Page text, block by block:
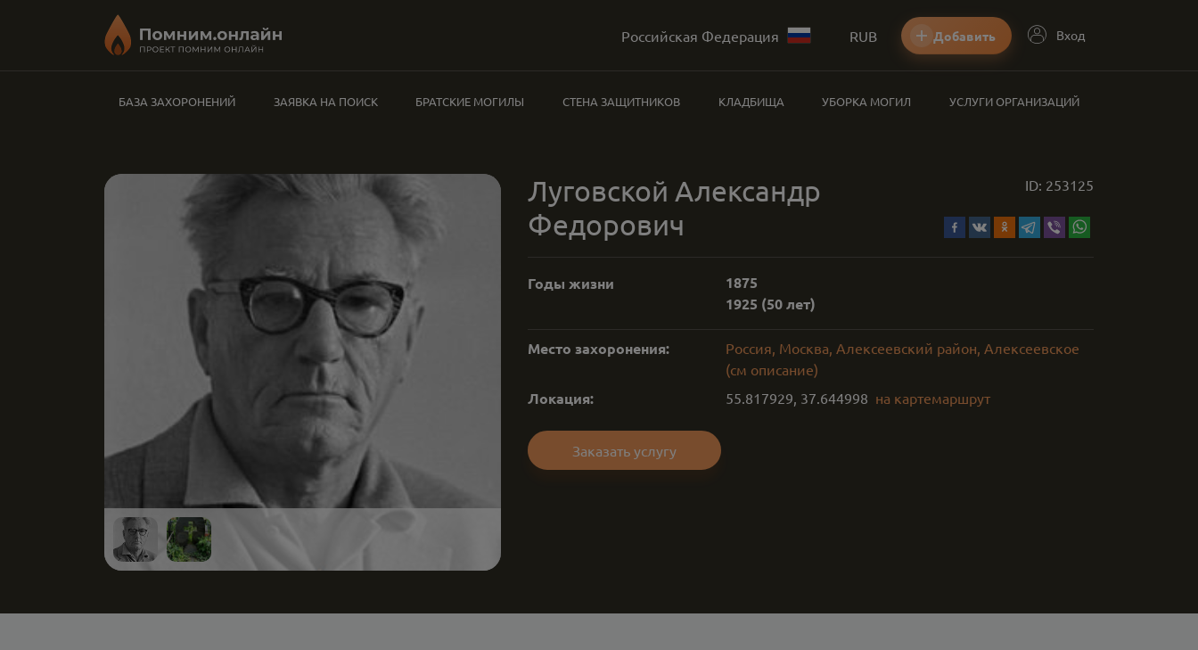
Российская Федерация RUB Добавить Вход
БАЗА ЗАХОРОНЕНИЙ ЗАЯВКА НА ПОИСК БРАТСКИЕ МОГИЛЫ СТЕНА ЗАЩИТНИКОВ КЛАДБИЩА УБОРКА МОГИЛ УСЛУГИ ОРГАНИЗАЦИЙ
Луговской Александр
Федорович
ID: 253125
Годы жизни
1875
1925 (50 лет)
Место захоронения:
Россия, Москва, Алексеевский район, Алексеевское
(см описание)
Локация: 55.817929, 37.644998 на картемаршрут
Заказать услугу